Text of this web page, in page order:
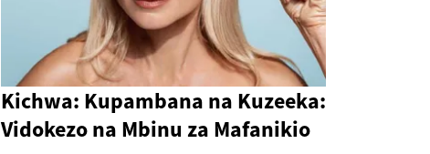
Kichwa: Kupambana na Kuzeeka:
Vidokezo na Mbinu za Mafanikio